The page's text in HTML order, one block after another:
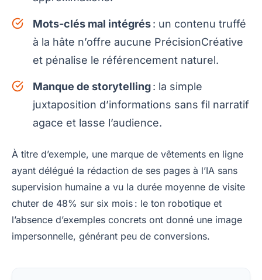
Mots-clés mal intégrés: un contenu truffé
à la hâte n’offre aucune PrécisionCréative
et pénalise le référencement naturel.
Manque de storytelling: la simple
juxtaposition d’informations sans fil narratif
agace et lasse l’audience.
À titre d’exemple, une marque de vêtements en ligne
ayant délégué la rédaction de ses pages à l’IA sans
supervision humaine a vu la durée moyenne de visite
chuter de 48% sur six mois : le ton robotique et
l’absence d’exemples concrets ont donné une image
impersonnelle, générant peu de conversions.